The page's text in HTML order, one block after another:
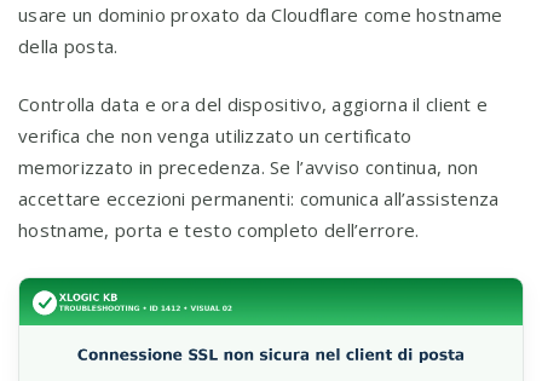
usare un dominio proxato da Cloudflare come hostname
della posta.
Controlla data e ora del dispositivo, aggiorna il client e
verifica che non venga utilizzato un certificato
memorizzato in precedenza. Se l’avviso continua, non
accettare eccezioni permanenti: comunica all’assistenza
hostname, porta e testo completo dell’errore.